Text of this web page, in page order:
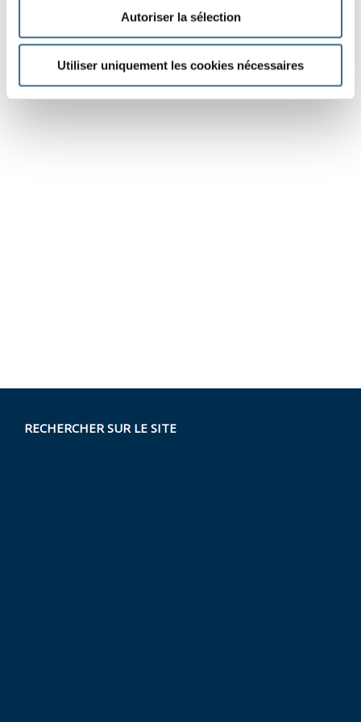
Autoriser la sélection
Utiliser uniquement les cookies nécessaires
RECHERCHER SUR LE SITE